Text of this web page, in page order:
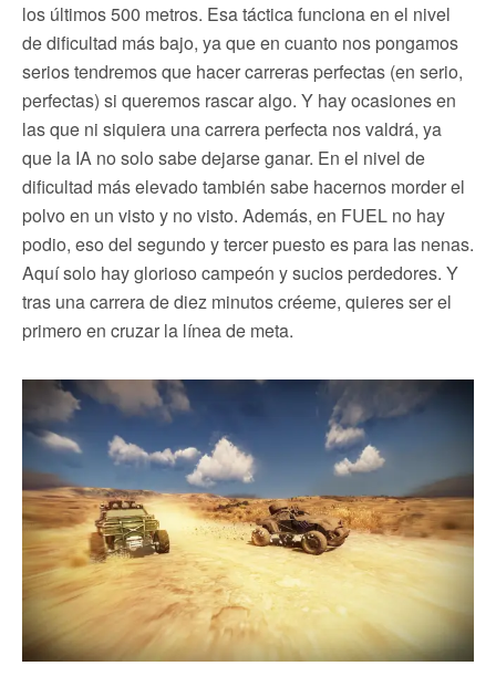
los últimos 500 metros. Esa táctica funciona en el nivel
de dificultad más bajo, ya que en cuanto nos pongamos
serios tendremos que hacer carreras perfectas (en serio,
perfectas) si queremos rascar algo. Y hay ocasiones en
las que ni siquiera una carrera perfecta nos valdrá, ya
que la IA no solo sabe dejarse ganar. En el nivel de
dificultad más elevado también sabe hacernos morder el
polvo en un visto y no visto. Además, en FUEL no hay
podio, eso del segundo y tercer puesto es para las nenas.
Aquí solo hay glorioso campeón y sucios perdedores. Y
tras una carrera de diez minutos créeme, quieres ser el
primero en cruzar la línea de meta.